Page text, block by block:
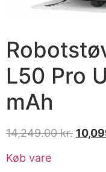
L50 Pro
mAh
14,249.00kr.
Køb vare